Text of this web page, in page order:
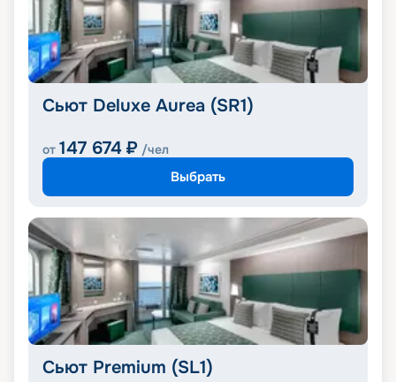
Сьют Deluxe Aurea (SR1)
от 147 674 ₽ /чел
Выбрать
Сьют Premium (SL1)